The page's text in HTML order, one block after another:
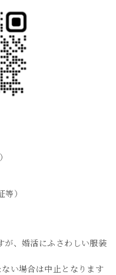
）
が、婚活にふさわしい服装
い場合は中止となります